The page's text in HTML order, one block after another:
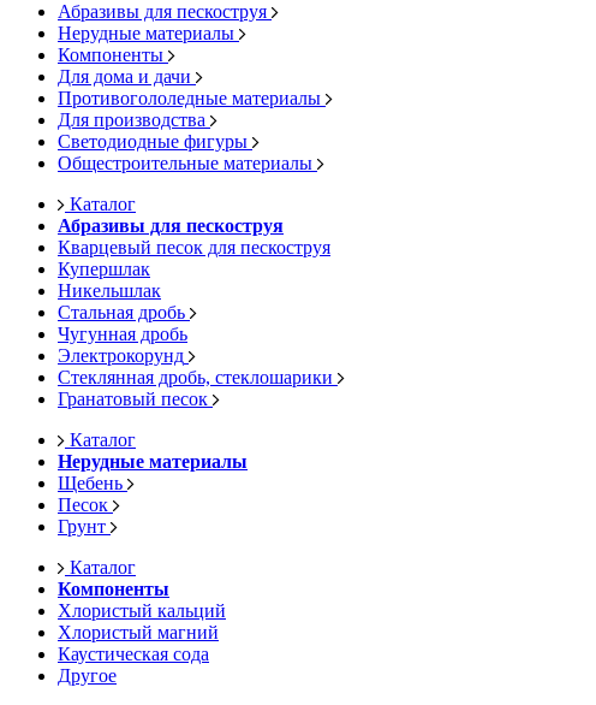
Абразивы для пескоструя
Нерудные материалы
Компоненты
Для дома и дачи
Противогололедные материалы
Для производства
Светодиодные фигуры
Общестроительные материалы
Каталог
Абразивы для пескоструя
Кварцевый песок для пескоструя
Купершлак
Никельшлак
Стальная дробь
Чугунная дробь
Электрокорунд
Стеклянная дробь, стеклошарики
Гранатовый песок
Каталог
Нерудные материалы
Щебень
Песок
Грунт
Каталог
Компоненты
Хлористый кальций
Хлористый магний
Каустическая сода
Другое